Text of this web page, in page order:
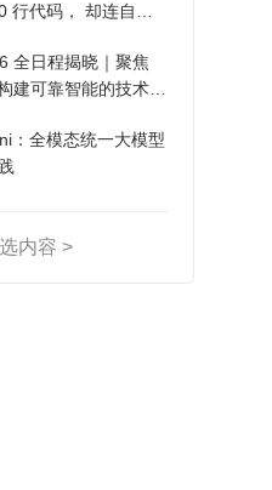
行代码， 却连自己
全日程揭晓｜聚焦
建可靠智能的技术路
：全模态统一大模型
内容 >